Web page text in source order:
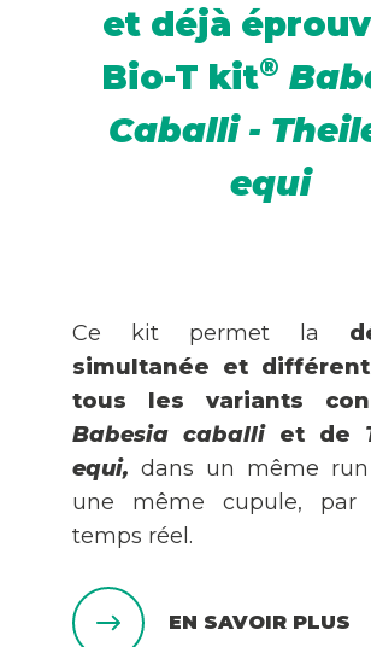
et déjà
Bio-T kit®
Caballi -
equi
Ce kit permet la
simultanée et
tous les variants
Babesia caballiet de
equi, dans un même
une même cupule, par
temps réel.
EN SAVOIR PLUS